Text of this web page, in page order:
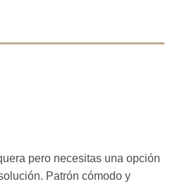
pero necesitas una opción
Patrón cómodo y